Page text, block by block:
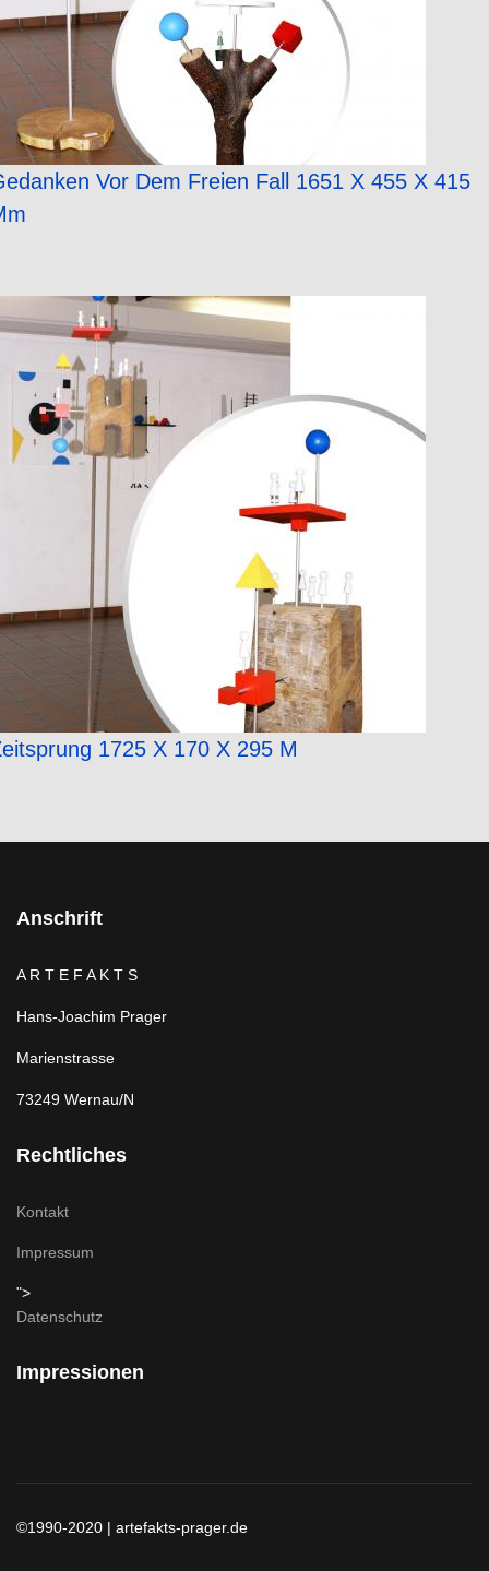
Vor Dem Freien Fall 1651 X 455 X 415
1725 X 170 X 295 M
Anschrift
A R T E F A K T S
Hans-Joachim Prager
Marienstrasse
73249 Wernau/N
Rechtliches
Kontakt
Impressum
">
Datenschutz
Impressionen
©1990-2020 | artefakts-prager.de